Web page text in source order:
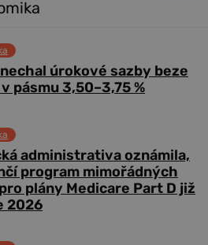
úrokové sazby beze
pásmu 3,50–3,75 %
administrativa oznámila,
program mimořádných
plány Medicare Part D již
2026